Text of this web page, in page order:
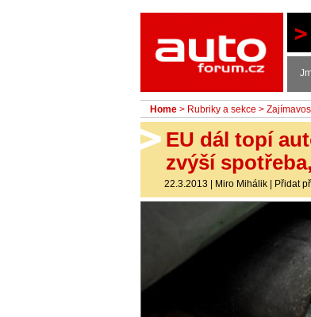
Home > Rubriky a sekce >
EU dál topí
zvýší
22.3.2013 | Miro Mihálik | Přidat